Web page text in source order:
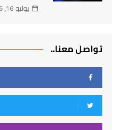
يوليو 16, 2026
تواصل معنا..